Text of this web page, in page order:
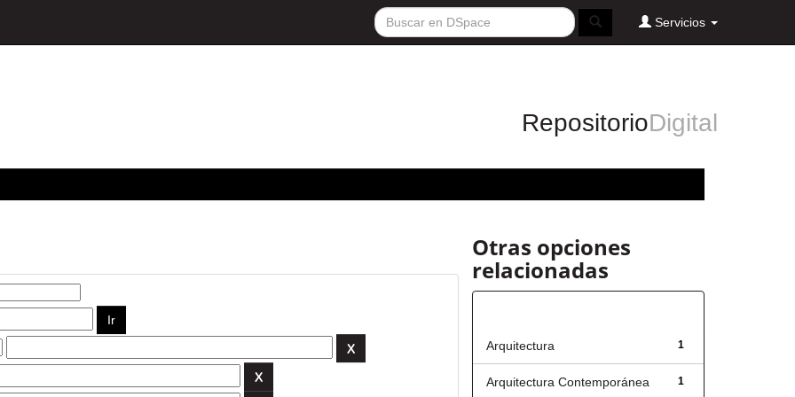
Servicios
RepositorioDigital
Otras opciones
relacionadas
1
Arquitectura
1
Arquitectura Contemporánea